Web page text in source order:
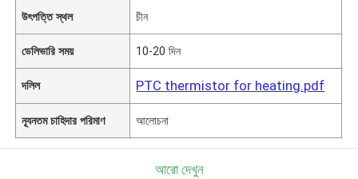
উৎপত্তি স্থল চীন
ডেলিভারি সময় 10-20 দিন
দলিল PTC thermistor for heating.pdf
ন্যূনতম চাহিদার পরিমাণ আলোচনা
আরো দেখুন